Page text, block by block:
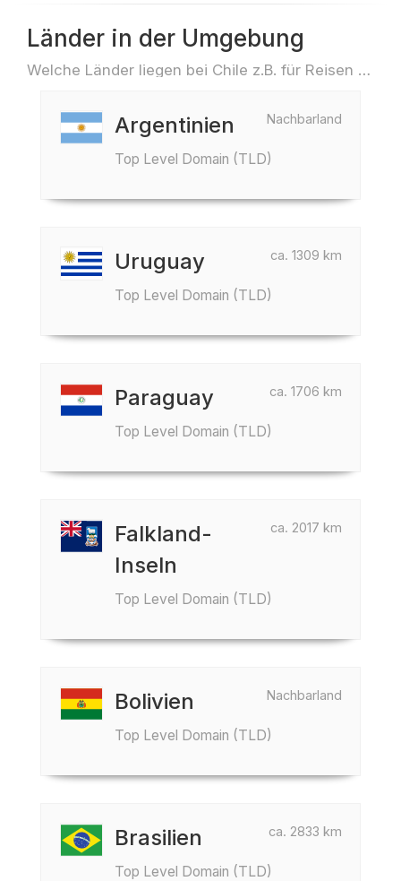
Länder in der Umgebung
Welche Länder liegen bei Chile z.B. für Reisen oder Flüge
Nachbarland
Argentinien
Top Level Domain (TLD)
ca. 1309 km
Uruguay
Top Level Domain (TLD)
ca. 1706 km
Paraguay
Top Level Domain (TLD)
ca. 2017 km
Falkland-
Inseln
Top Level Domain (TLD)
Nachbarland
Bolivien
Top Level Domain (TLD)
ca. 2833 km
Brasilien
Top Level Domain (TLD)